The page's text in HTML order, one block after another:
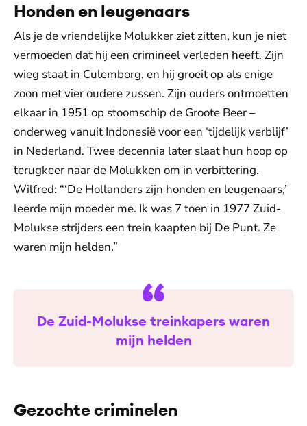
Honden en leugenaars
Als je de vriendelijke Molukker ziet zitten, kun je niet
vermoeden dat hij een crimineel verleden heeft. Zijn
wieg staat in Culemborg, en hij groeit op als enige
zoon met vier oudere zussen. Zijn ouders ontmoetten
elkaar in 1951 op stoomschip de Groote Beer –
onderweg vanuit Indonesië voor een ‘tijdelijk verblijf’
in Nederland. Twee decennia later slaat hun hoop op
terugkeer naar de Molukken om in verbittering.
Wilfred: “‘De Hollanders zijn honden en leugenaars,’
leerde mijn moeder me. Ik was 7 toen in 1977 Zuid-
Molukse strijders een trein kaapten bij De Punt. Ze
waren mijn helden.”
De Zuid-Molukse treinkapers waren
mijn helden
Gezochte criminelen